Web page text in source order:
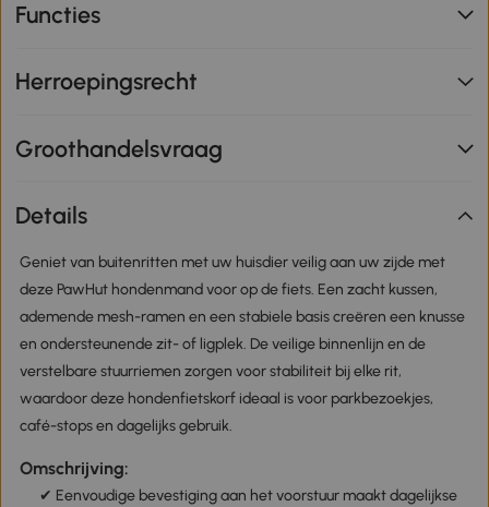
Functies
Herroepingsrecht
Groothandelsvraag
Details
Geniet van buitenritten met uw huisdier veilig aan uw zijde met
deze PawHut hondenmand voor op de fiets. Een zacht kussen,
ademende mesh-ramen en een stabiele basis creëren een knusse
en ondersteunende zit- of ligplek. De veilige binnenlijn en de
verstelbare stuurriemen zorgen voor stabiliteit bij elke rit,
waardoor deze hondenfietskorf ideaal is voor parkbezoekjes,
café-stops en dagelijks gebruik.
Omschrijving:
✔ Eenvoudige bevestiging aan het voorstuur maakt dagelijkse